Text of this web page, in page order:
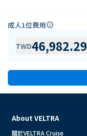
成人1位費用info
TWD46,982.29
About VELTRA
關於VELTRA Cruise